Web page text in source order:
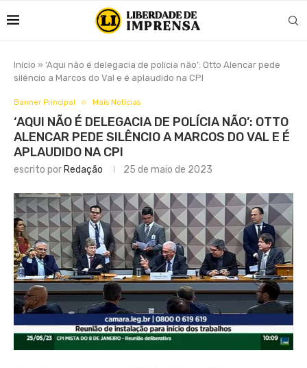
Início » ‘Aqui não é delegacia de polícia não’: Otto Alencar pede
silêncio a Marcos do Val e é aplaudido na CPI
Banner Principal Mais Notícias
‘AQUI NÃO É DELEGACIA DE POLÍCIA NÃO’: OTTO
ALENCAR PEDE SILÊNCIO A MARCOS DO VAL E É
APLAUDIDO NA CPI
escrito por Redação 25 de maio de 2023